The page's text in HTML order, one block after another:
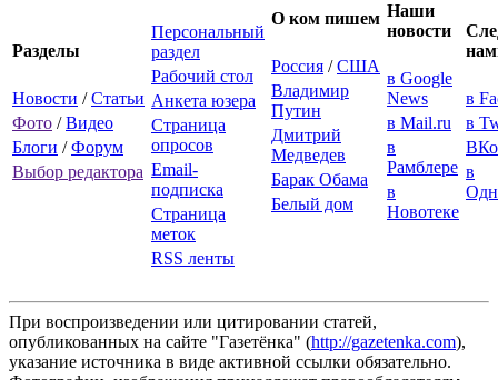
Разделы
Новости /Статьи
Фото /Видео
Блоги /Форум
Выбор редактора
Персональный
раздел
Рабочий стол
Анкета юзера
Страница
опросов
Email-
подписка
Страница
меток
RSS ленты
О ком пишем
Россия /США
Владимир
Путин
Дмитрий
Медведев
Барак Обама
Белый дом
Наши
новости
в Google
News
в Mail.ru
в
Рамблере
в
Новотеке
в
в
в
При воспроизведении или цитировании статей,
опубликованных на сайте "Газетёнка" (http://gazetenka.com),
указание источника в виде активной ссылки обязательно.